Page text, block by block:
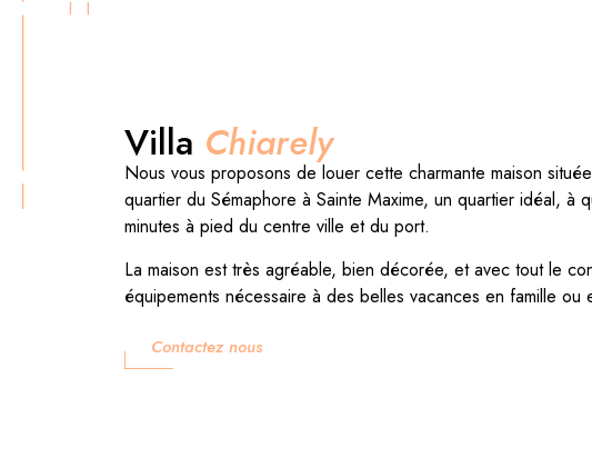
Villa Chiarely
Nous vous proposons de louer cette charmante maison
quartier du Sémaphore à Sainte Maxime, un quartier idéal, à
minutes à pied du centre ville et du port.
La maison est très agréable, bien décorée, et avec tout le
équipements nécessaire à des belles vacances en famille ou
Contactez nous